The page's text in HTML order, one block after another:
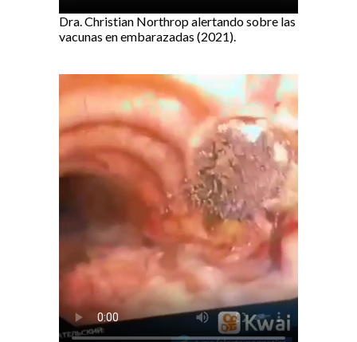
Dra. Christian Northrop alertando sobre las
vacunas en embarazadas (2021).